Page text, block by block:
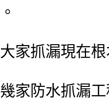
家抓漏現在
家防水抓漏